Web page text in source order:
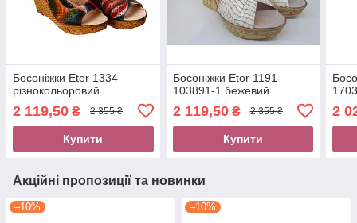
Босоніжки Etor 1334
різнокольоровий
2 119,50 ₴ 2 355 ₴
Купити
Босоніжки Etor 1191-
103891-1 бежевий
2 119,50₴ 2 355 ₴
Купити
2
Акційні пропозиції та новинки
–10% –10%